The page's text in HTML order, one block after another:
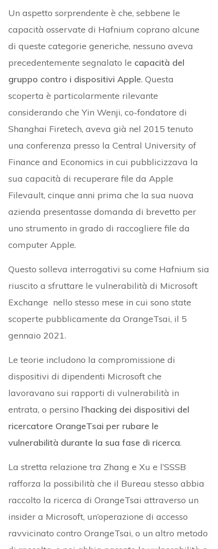
Un aspetto sorprendente è che, sebbene le
capacità osservate di Hafnium coprano alcune
di queste categorie generiche, nessuno aveva
precedentemente segnalato le capacità del
gruppo contro i dispositivi Apple. Questa
scoperta è particolarmente rilevante
considerando che Yin Wenji, co-fondatore di
Shanghai Firetech, aveva già nel 2015 tenuto
una conferenza presso la Central University of
Finance and Economics in cui pubblicizzava la
sua capacità di recuperare file da Apple
Filevault, cinque anni prima che la sua nuova
azienda presentasse domanda di brevetto per
uno strumento in grado di raccogliere file da
computer Apple.
Questo solleva interrogativi su come Hafnium sia
riuscito a sfruttare le vulnerabilità di Microsoft
Exchange nello stesso mese in cui sono state
scoperte pubblicamente da OrangeTsai, il 5
gennaio 2021.
Le teorie includono la compromissione di
dispositivi di dipendenti Microsoft che
lavoravano sui rapporti di vulnerabilità in
entrata, o persino l’hacking dei dispositivi del
ricercatore OrangeTsai per rubare le
vulnerabilità durante la sua fase di ricerca.
La stretta relazione tra Zhang e Xu e l’SSSB
rafforza la possibilità che il Bureau stesso abbia
raccolto la ricerca di OrangeTsai attraverso un
insider a Microsoft, un’operazione di accesso
ravvicinato contro OrangeTsai, o un altro metodo